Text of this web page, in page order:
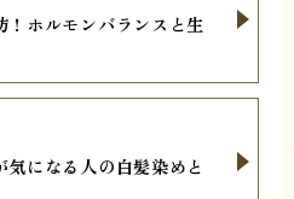
ホルモンバランスと生
になる人の白髪染めと